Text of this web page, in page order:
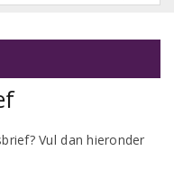
Vul dan hieronder